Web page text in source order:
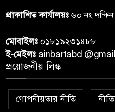
৮
৯
২০
প্রাকাশিত কার্যালয়ঃ৬০ নং
মোবাইলঃ ০১৮১৯২৩১৪৮৮
ই-মেইলঃ ainbartabd
প্রয়োজনীয় লিঙ্ক
গোপনীয়তার নীতি